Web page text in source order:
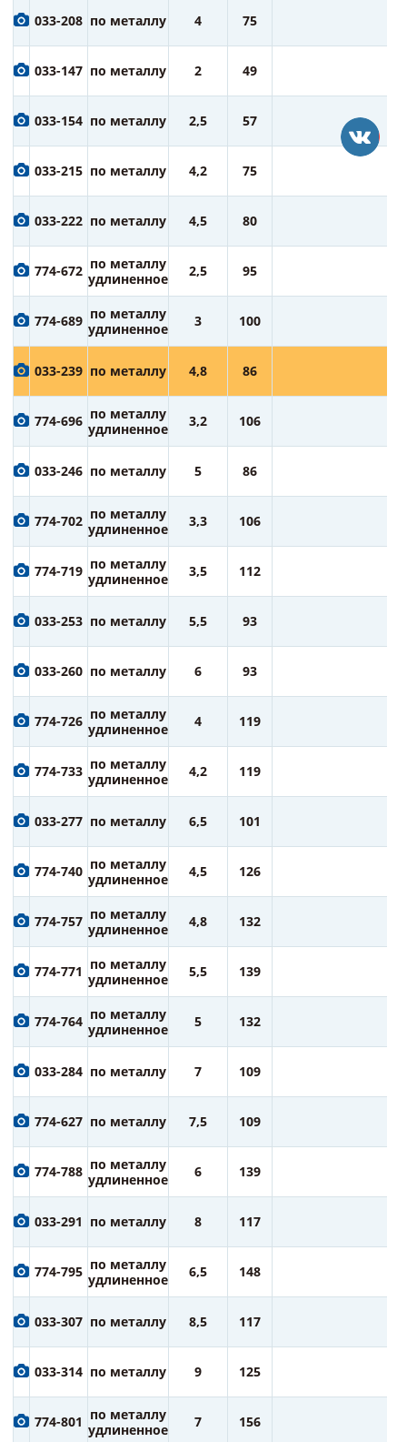
033-208 по металлу 4 75
033-147 по металлу 2 49
033-154 по металлу 2,5 57
033-215 по металлу 4,2 75
033-222 по металлу 4,5 80
774-672 по металлу
удлиненное
2,5 95
774-689 по металлу
удлиненное
3 100
033-239 по металлу 4,8 86
774-696 по металлу
удлиненное
3,2 106
033-246 по металлу 5 86
774-702 по металлу
удлиненное
3,3 106
774-719 по металлу
удлиненное
3,5 112
033-253 по металлу 5,5 93
033-260 по металлу 6 93
774-726 по металлу
удлиненное
4 119
774-733 по металлу
удлиненное
4,2 119
033-277 по металлу 6,5 101
774-740 по металлу
удлиненное
4,5 126
774-757 по металлу
удлиненное
4,8 132
774-771 по металлу
удлиненное
5,5 139
774-764 по металлу
удлиненное
5 132
033-284 по металлу 7 109
774-627 по металлу 7,5 109
774-788 по металлу
удлиненное
6 139
033-291 по металлу 8 117
774-795 по металлу
удлиненное
6,5 148
033-307 по металлу 8,5 117
033-314 по металлу 9 125
774-801 по металлу
удлиненное
7 156